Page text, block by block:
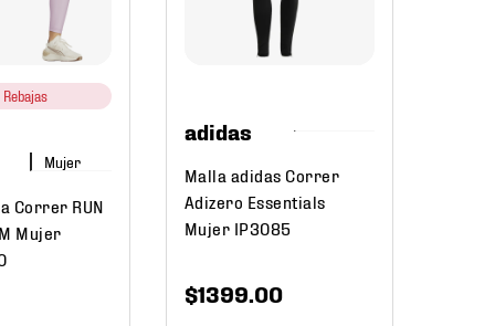
Rebajas
Mujer
Correr RUN
Mujer
adidas
Malla adidas Correr
Adizero Essentials
Mujer IP3085
$1399.00